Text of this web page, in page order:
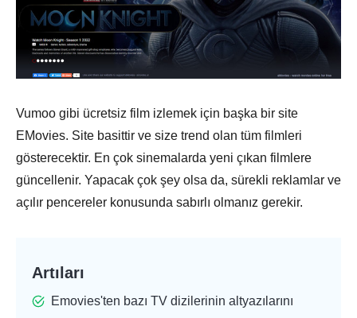
Vumoo gibi ücretsiz film izlemek için başka bir site
EMovies. Site basittir ve size trend olan tüm filmleri
gösterecektir. En çok sinemalarda yeni çıkan filmlere
güncellenir. Yapacak çok şey olsa da, sürekli reklamlar ve
açılır pencereler konusunda sabırlı olmanız gerekir.
Artıları
Emovies'ten bazı TV dizilerinin altyazılarını